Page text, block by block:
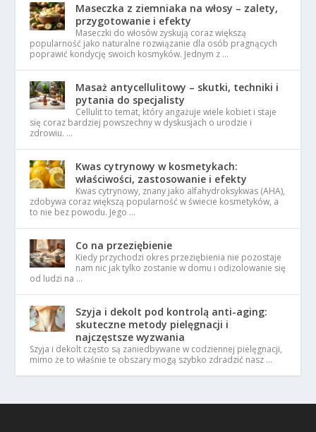
Maseczka z ziemniaka na włosy – zalety,
przygotowanie i efekty
Maseczki do włosów zyskują coraz większą
popularność jako naturalne rozwiązanie dla osób pragnących
poprawić kondycję swoich kosmyków. Jednym z …
Masaż antycellulitowy – skutki, techniki i
pytania do specjalisty
Cellulit to temat, który angażuje wiele kobiet i staje
się coraz bardziej powszechny w dyskusjach o urodzie i
zdrowiu. …
Kwas cytrynowy w kosmetykach:
właściwości, zastosowanie i efekty
Kwas cytrynowy, znany jako alfahydroksykwas (AHA),
zdobywa coraz większą popularność w świecie kosmetyków, a
to nie bez powodu. Jego …
Co na przeziębienie
Kiedy przychodzi okres przeziębienia nie pozostaje
nam nic jak tylko zostanie w domu i odizolowanie się
od ludzi na …
Szyja i dekolt pod kontrolą anti-aging:
skuteczne metody pielęgnacji i
najczęstsze wyzwania
Szyja i dekolt często są zaniedbywane w codziennej pielęgnacji,
mimo że to właśnie te obszary mogą szybko zdradzić nasz …